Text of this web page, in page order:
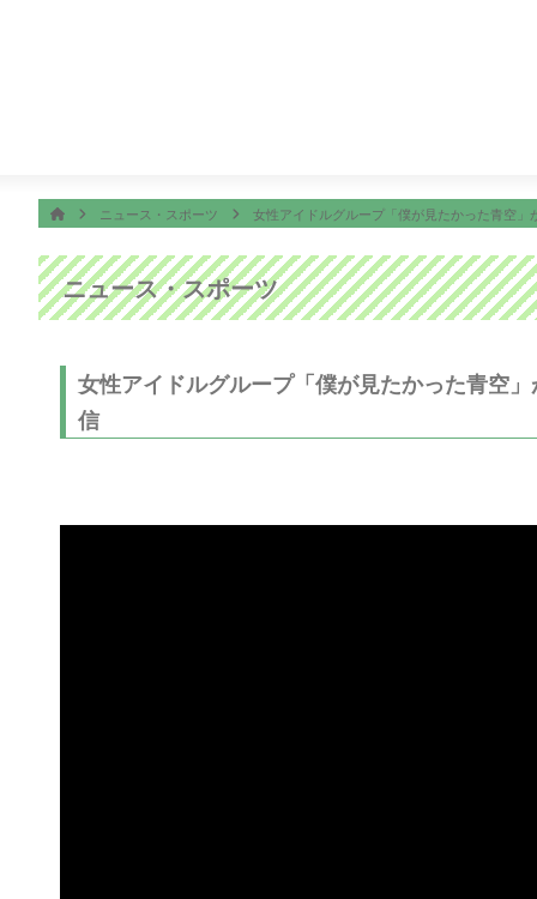
ニュース・スポーツ 女性アイドルグループ「僕が見たかった青空
ニュース・スポーツ
女性アイドルグループ「僕が見たかった青空
信